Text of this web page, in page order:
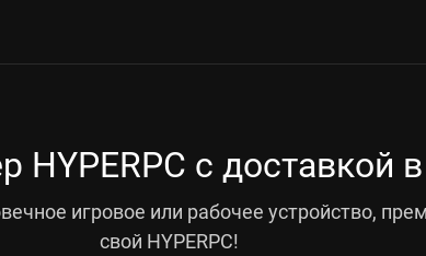
с доставкой
игровое или рабочее устройство,
свой HYPERPC!